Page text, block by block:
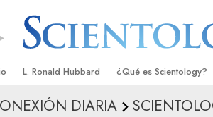
L. Ronald Hubbard ¿Qué es Scientology?
Creencias y Prácticas
DIARIA